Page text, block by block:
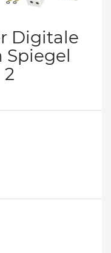
Digitale
Spiegel